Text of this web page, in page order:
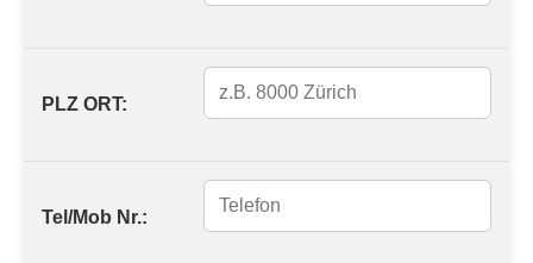
PLZ ORT:
Tel/Mob Nr.: